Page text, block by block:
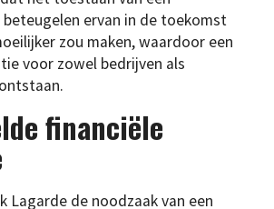
ervan in de toekomst
zou maken, waardoor een
voor zowel bedrijven als
financiële
Lagarde de noodzaak van een